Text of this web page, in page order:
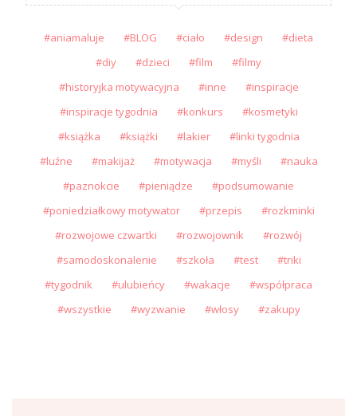
aniamaluje BLOG ciało design
dieta
diy
dzieci film
filmy
historyjka motywacyjna
inne
inspiracje
inspiracje tygodnia
konkurs
kosmetyki
książka
książki lakier
linki tygodnia
luźne
makijaż motywacja myśli
nauka
paznokcie
pieniądze
podsumowanie
poniedziałkowy motywator
przepis
rozkminki
rozwojowe czwartki
rozwojownik
rozwój
samodoskonalenie
szkoła test
triki
tygodnik
ulubieńcy wakacje
współpraca
wszystkie
wyzwanie włosy zakupy